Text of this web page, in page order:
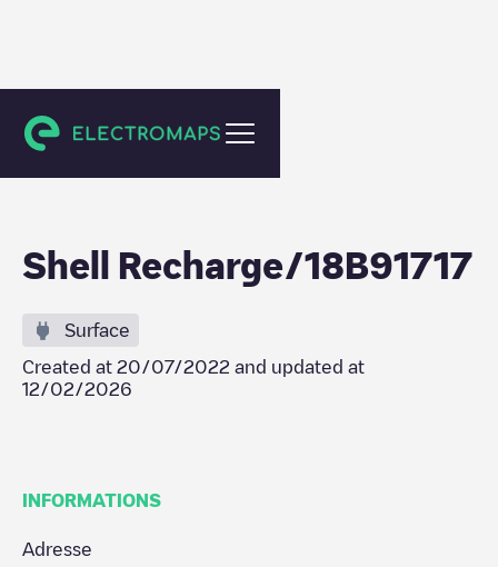
Rillieux-la-Pape
Shell Recharge/18B91717
Surface
Created at 20/07/2022 and updated at
12/02/2026
INFORMATIONS
Adresse